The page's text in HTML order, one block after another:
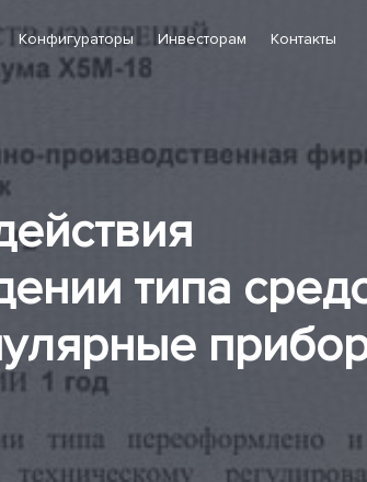
Конфигураторы Инвесторам Контакты
типа